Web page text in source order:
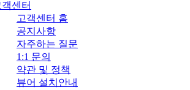
객센터
고객센터 홈
공지사항
자주하는 질문
1:1 문의
약관 및 정책
뷰어 설치안내